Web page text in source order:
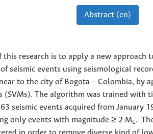
Abstract (en)
this research is to apply a new approach
seismic events using seismological
to the city of Bogota – Colombia, by
(SVMs). The algorithm was trained with
seismic events acquired from January
only events with magnitude ≥ 2 ML.